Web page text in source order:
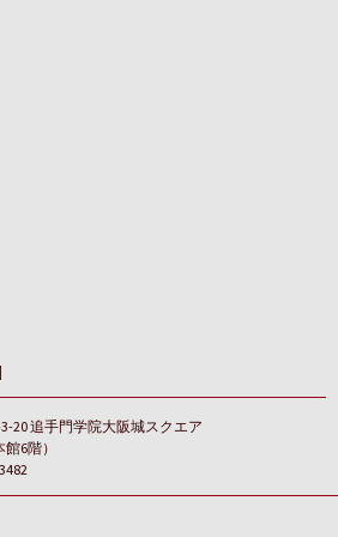
20 追手門学院大阪城スクエア
6階）